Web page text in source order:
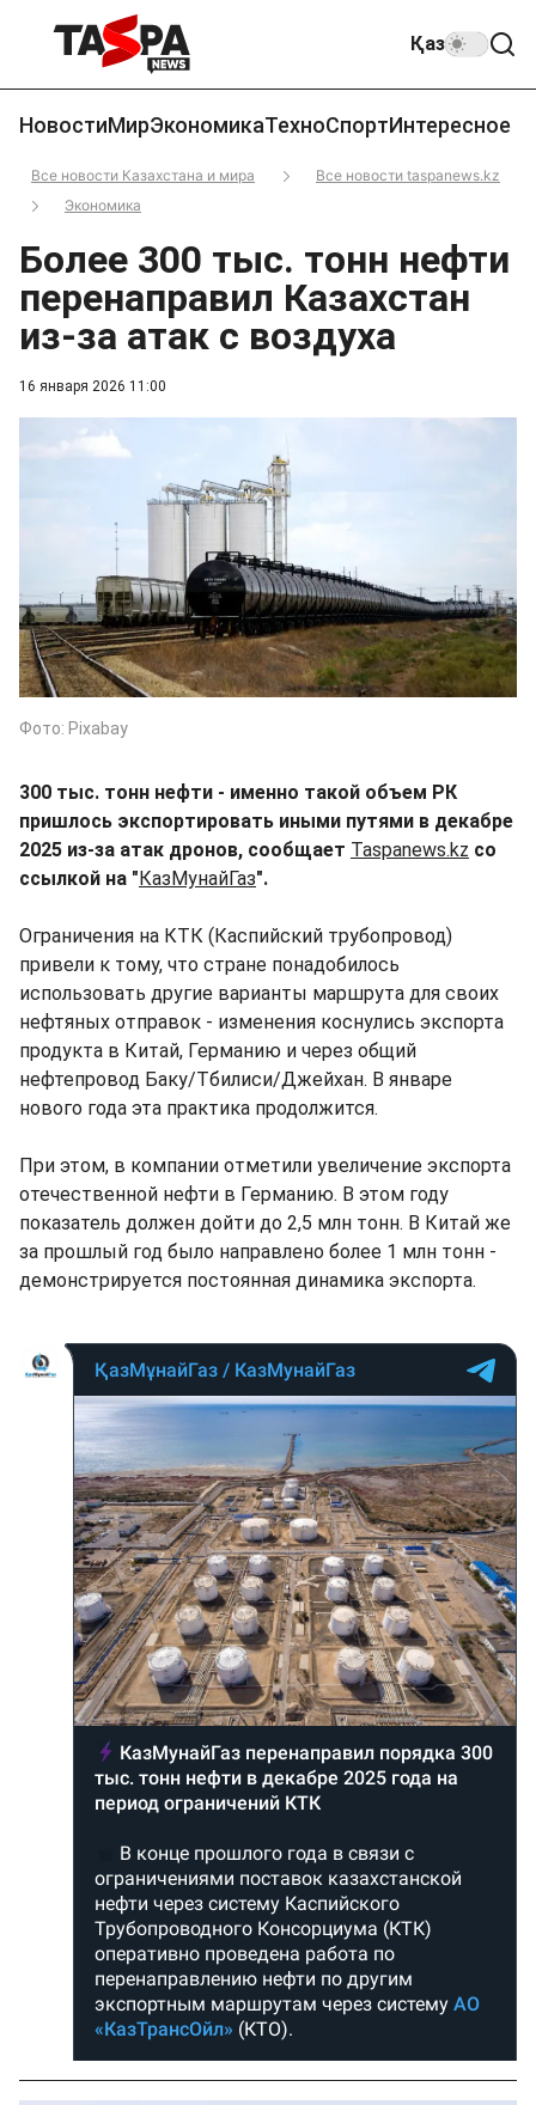
Қаз
НовостиМирЭкономикаТехноСпортИнтересное
Все новости Казахстана и мира
Все новости taspanews.kz
Экономика
16 января 2026 11:00
Более 300 тыс. тонн нефти
перенаправил Казахстан
из-за атак с воздуха
Фото: Pixabay
300 тыс. тонн нефти - именно такой объем РК
пришлось экспортировать иными путями в декабре
2025 из-за атак дронов, сообщает Taspanews.kz со
ссылкой на "КазМунайГаз".
Ограничения на КТК (Каспийский трубопровод)
привели к тому, что стране понадобилось
использовать другие варианты маршрута для своих
нефтяных отправок - изменения коснулись экспорта
продукта в Китай, Германию и через общий
нефтепровод Баку/Тбилиси/Джейхан. В январе
нового года эта практика продолжится.
При этом, в компании отметили увеличение экспорта
отечественной нефти в Германию. В этом году
показатель должен дойти до 2,5 млн тонн. В Китай же
за прошлый год было направлено более 1 млн тонн -
демонстрируется постоянная динамика экспорта.